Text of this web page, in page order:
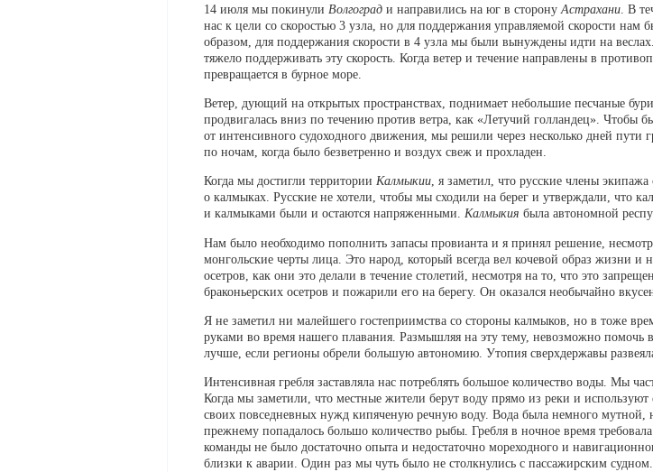
14 июля мы покинули Волгоград и направились на юг в сторону Астрахани . В
нас к цели со скоростью 3 узла, но для поддержания управляемой скорости
образом, для поддержания скорости в 4 узла мы были вынуждены идти на
тяжело поддерживать эту скорость. Когда ветер и течение направлены в
превращается в бурное море.
Ветер, дующий на открытых пространствах, поднимает небольшие песчаные
продвигалась вниз по течению против ветра, как «Летучий голландец». Чтобы
от интенсивного судоходного движения, мы решили через несколько дней пути
по ночам, когда было безветренно и воздух свеж и прохладен.
Когда мы достигли территории Калмыкии, я заметил, что русские члены
о калмыках. Русские не хотели, чтобы мы сходили на берег и утверждали, что
и калмыками были и остаются напряженными. Калмыкия была автономной
Нам было необходимо пополнить запасы провианта и я принял решение,
монгольские черты лица. Это народ, который всегда вел кочевой образ жизни
осетров, как они это делали в течение столетий, несмотря на то, что это
браконьерских осетров и пожарили его на берегу. Он оказался необычайно
Я не заметил ни малейшего гостеприимства со стороны калмыков, но в тоже
руками во время нашего плавания. Размышляя на эту тему, невозможно
лучше, если регионы обрели большую автономию. Утопия сверхдержавы
Интенсивная гребля заставляла нас потреблять большое количество воды. Мы
Когда мы заметили, что местные жители берут воду прямо из реки и используют
своих повседневных нужд кипяченую речную воду. Вода была немного мутной,
прежнему попадалось большо количество рыбы. Гребля в ночное время
команды не было достаточно опыта и недостаточно мореходного и
близки к аварии. Один раз мы чуть было не столкнулись с пассажирским